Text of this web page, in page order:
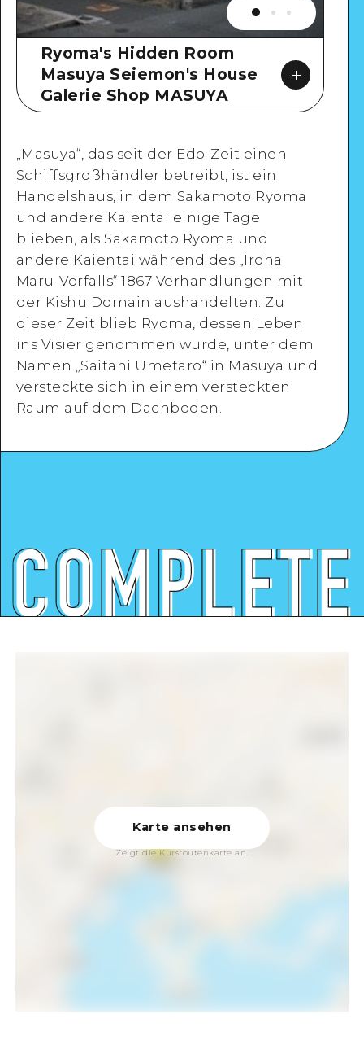
Ryoma's Hidden Room
Masuya Seiemon's House
Galerie Shop MASUYA
Google Maps
Detaillierte Ansicht
„Masuya“, das seit der Edo-Zeit einen
Schiffsgroßhändler betreibt, ist ein
Handelshaus, in dem Sakamoto Ryoma
und andere Kaientai einige Tage
blieben, als Sakamoto Ryoma und
andere Kaientai während des „Iroha
Maru-Vorfalls“ 1867 Verhandlungen mit
der Kishu Domain aushandelten. Zu
dieser Zeit blieb Ryoma, dessen Leben
ins Visier genommen wurde, unter dem
Namen „Saitani Umetaro“ in Masuya und
versteckte sich in einem versteckten
Raum auf dem Dachboden.
Karte ansehen
Zeigt die Kursroutenkarte an.